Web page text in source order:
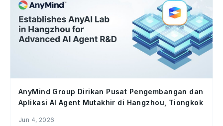
AnyMind Group Dirikan Pusat Pengembangan dan
Aplikasi AI Agent Mutakhir di Hangzhou, Tiongkok
Jun 4, 2026